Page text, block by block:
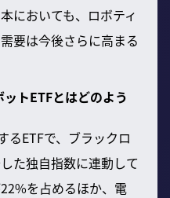
においても、ロボティ
要は今後さらに高まる
トETFとはどのよう
るETFで、ブラックロ
た独自指数に連動して
を占めるほか、電